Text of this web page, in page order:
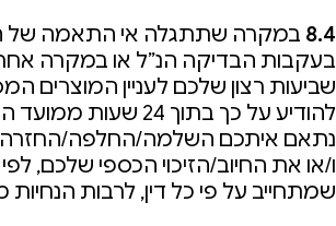
8.4 במקרה שתתגלה אי התאמה של
בעקבות הבדיקה הנ”ל או במקרה
שביעות רצון שלכם לעניין המוצרים
להודיע על כך בתוך 24
נתאם איתכם השלמה/החלפה/החזרה
ו/או את החיוב/הזיכוי הכספי שלכם, לפי
שמתחייב על פי כל דין, לרבות